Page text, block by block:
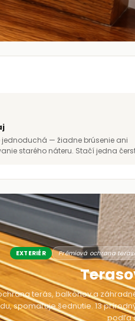
jednoduchá — žiadne brúsenie ani
starého náteru. Stačí jedna
EXTERIÉR Prémiová ochrana
terás, balkónov a
spomaľuje šednutie. 13
podľa